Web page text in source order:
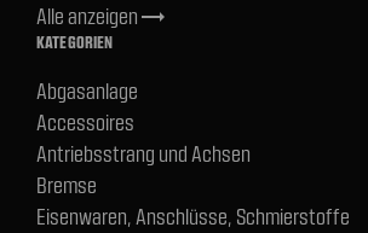
Alle anzeigentrending_flat
KATEGORIEN
Abgasanlage
Accessoires
Antriebsstrang und Achsen
Bremse
Eisenwaren, Anschlüsse, Schmierstoffe